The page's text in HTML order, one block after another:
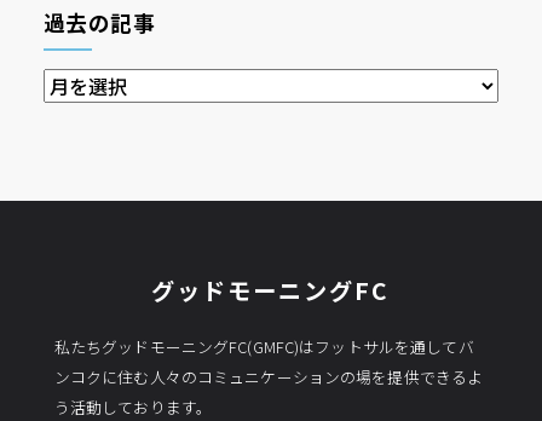
過去の記事
過
去
事
グッドモーニングFC
私たちグッドモーニングFC(GMFC)はフットサルを通してバ
ンコクに住む人々のコミュニケーションの場を提供できるよ
う活動しております。